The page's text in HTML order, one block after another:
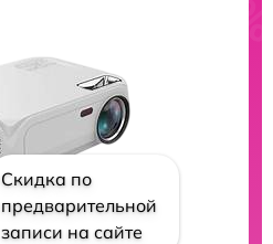
Скидка по
предварительной
записи на сайте